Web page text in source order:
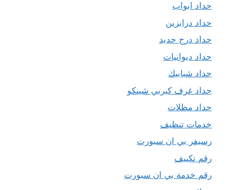
حداد ابواب
حداد درابزين
حداد درج حديد
حداد ديوانيات
حداد شبابيك
حداد غرف كيربي شينكو
حداد مظلات
خدمات تنظيف
رسيفر بي ان سبورت
رقم تكييف
رقم خدمة بي ان سبورت